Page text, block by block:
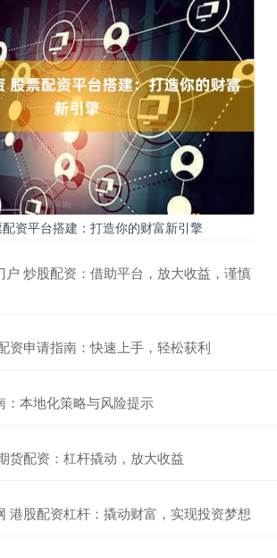
资平台搭建：打造你的财富新引擎
户 炒股配资：借助平台，放大收益，谨慎
资申请指南：快速上手，轻松获利
：本地化策略与风险提示
货配资：杠杆撬动，放大收益
港股配资杠杆：撬动财富，实现投资梦想